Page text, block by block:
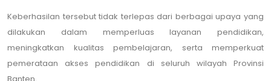
Keberhasilan tersebut tidak terlepas dari berbagai upaya yang
dilakukan dalam memperluas layanan pendidikan,
meningkatkan kualitas pembelajaran, serta memperkuat
pemerataan akses pendidikan di seluruh wilayah Provinsi